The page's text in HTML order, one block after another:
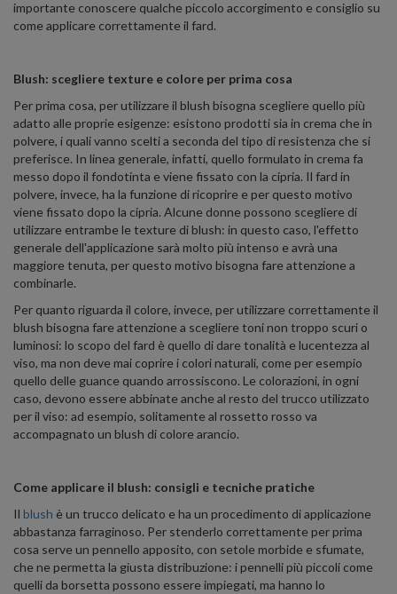
importante conoscere qualche piccolo accorgimento e consiglio su
come applicare correttamente il fard.
Blush: scegliere texture e colore per prima cosa
Per prima cosa, per utilizzare il blush bisogna scegliere quello più
adatto alle proprie esigenze: esistono prodotti sia in crema che in
polvere, i quali vanno scelti a seconda del tipo di resistenza che si
preferisce. In linea generale, infatti, quello formulato in crema fa
messo dopo il fondotinta e viene fissato con la cipria. Il fard in
polvere, invece, ha la funzione di ricoprire e per questo motivo
viene fissato dopo la cipria. Alcune donne possono scegliere di
utilizzare entrambe le texture di blush: in questo caso, l'effetto
generale dell'applicazione sarà molto più intenso e avrà una
maggiore tenuta, per questo motivo bisogna fare attenzione a
combinarle.
Per quanto riguarda il colore, invece, per utilizzare correttamente il
blush bisogna fare attenzione a scegliere toni non troppo scuri o
luminosi: lo scopo del fard è quello di dare tonalità e lucentezza al
viso, ma non deve mai coprire i colori naturali, come per esempio
quello delle guance quando arrossiscono. Le colorazioni, in ogni
caso, devono essere abbinate anche al resto del trucco utilizzato
per il viso: ad esempio, solitamente al rossetto rosso va
accompagnato un blush di colore arancio.
Come applicare il blush: consigli e tecniche pratiche
Il blush è un trucco delicato e ha un procedimento di applicazione
abbastanza farraginoso. Per stenderlo correttamente per prima
cosa serve un pennello apposito, con setole morbide e sfumate,
che ne permetta la giusta distribuzione: i pennelli più piccoli come
quelli da borsetta possono essere impiegati, ma hanno lo